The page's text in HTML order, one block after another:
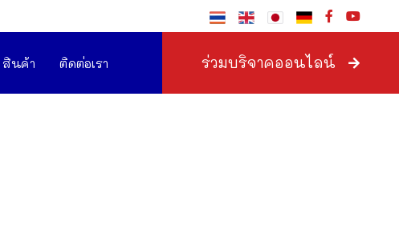
สินค้า ติดต่อเรา ร่วมบริจาคออนไลน์